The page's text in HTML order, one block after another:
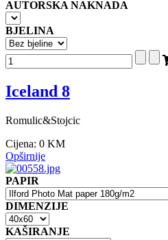
AUTORSKA NAKNADA
BJELINA
Iceland 8
Romulic&Stojcic
Cijena: 0 KM
Opširnije
PAPIR
DIMENZIJE
KAŠIRANJE